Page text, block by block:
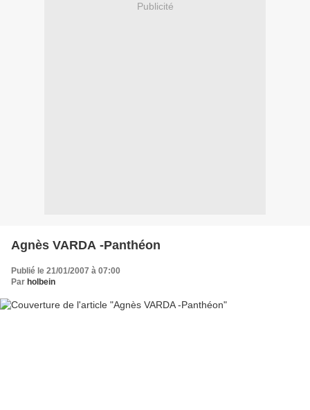
Publicité
Agnès VARDA -Panthéon
Publié le 21/01/2007 à 07:00
Par holbein